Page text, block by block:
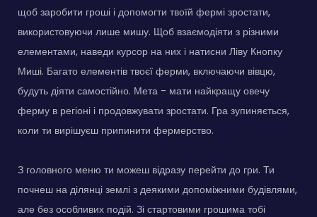
щоб заробити гроші і допомогти твоїй фермі зростати,
використовуючи лише мишу. Щоб взаємодіяти з різними
елементами, наведи курсор на них і натисни Ліву Кнопку
Миші. Багато елементів твоєї ферми, включаючи вівцю,
будуть діяти самостійно. Мета - мати найкращу овечу
ферму в регіоні і продовжувати зростати. Гра зупиняється,
коли ти вирішуєш припинити фермерство.
З головного меню ти можеш відразу перейти до гри. Ти
почнеш на ділянці землі з деякими допоміжними будівлями,
але без особливих подій. Зі стартовими грошима тобі